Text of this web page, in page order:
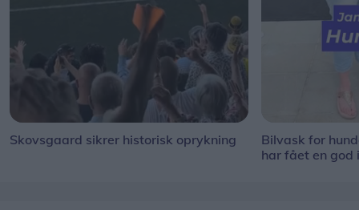
Skovsgaard sikrer historisk oprykning
Bilvask for
har fået en god